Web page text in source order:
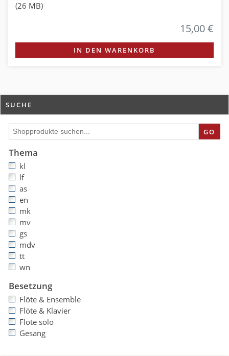
(26 MB)
15,00 €
IN DEN WARENKORB
SUCHE
GO
Thema
kl
lf
as
en
mk
mv
gs
mdv
tt
wn
Besetzung
Flöte & Ensemble
Flöte & Klavier
Flöte solo
Gesang